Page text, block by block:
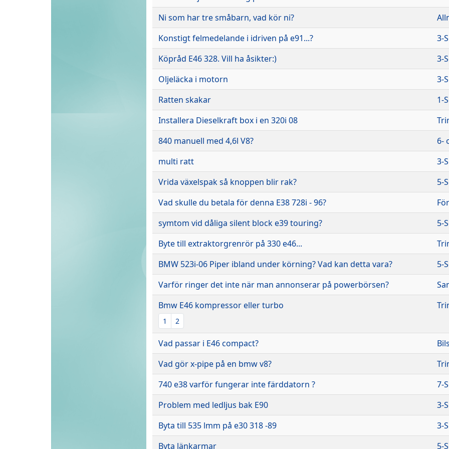
Ni som har tre småbarn, vad kör ni?
Konstigt felmedelande i idriven på e91...?
3-
Köpråd E46 328. Vill ha åsikter:)
3-
Oljeläcka i motorn
3-
Ratten skakar
1-
Installera Dieselkraft box i en 320i 08
840 manuell med 4,6l V8?
6-
multi ratt
3-
Vrida växelspak så knoppen blir rak?
5-
Vad skulle du betala för denna E38 728i - 96?
symtom vid dåliga silent block e39 touring?
5-
Byte till extraktorgrenrör på 330 e46...
BMW 523i-06 Piper ibland under körning? Vad kan detta vara?
5-
Varför ringer det inte när man annonserar på powerbörsen?
Bmw E46 kompressor eller turbo
1 2
Vad passar i E46 compact?
Vad gör x-pipe på en bmw v8?
740 e38 varför fungerar inte färddatorn ?
7-
Problem med ledljus bak E90
3-
Byta till 535 lmm på e30 318 -89
3-
Byta länkarmar
5-